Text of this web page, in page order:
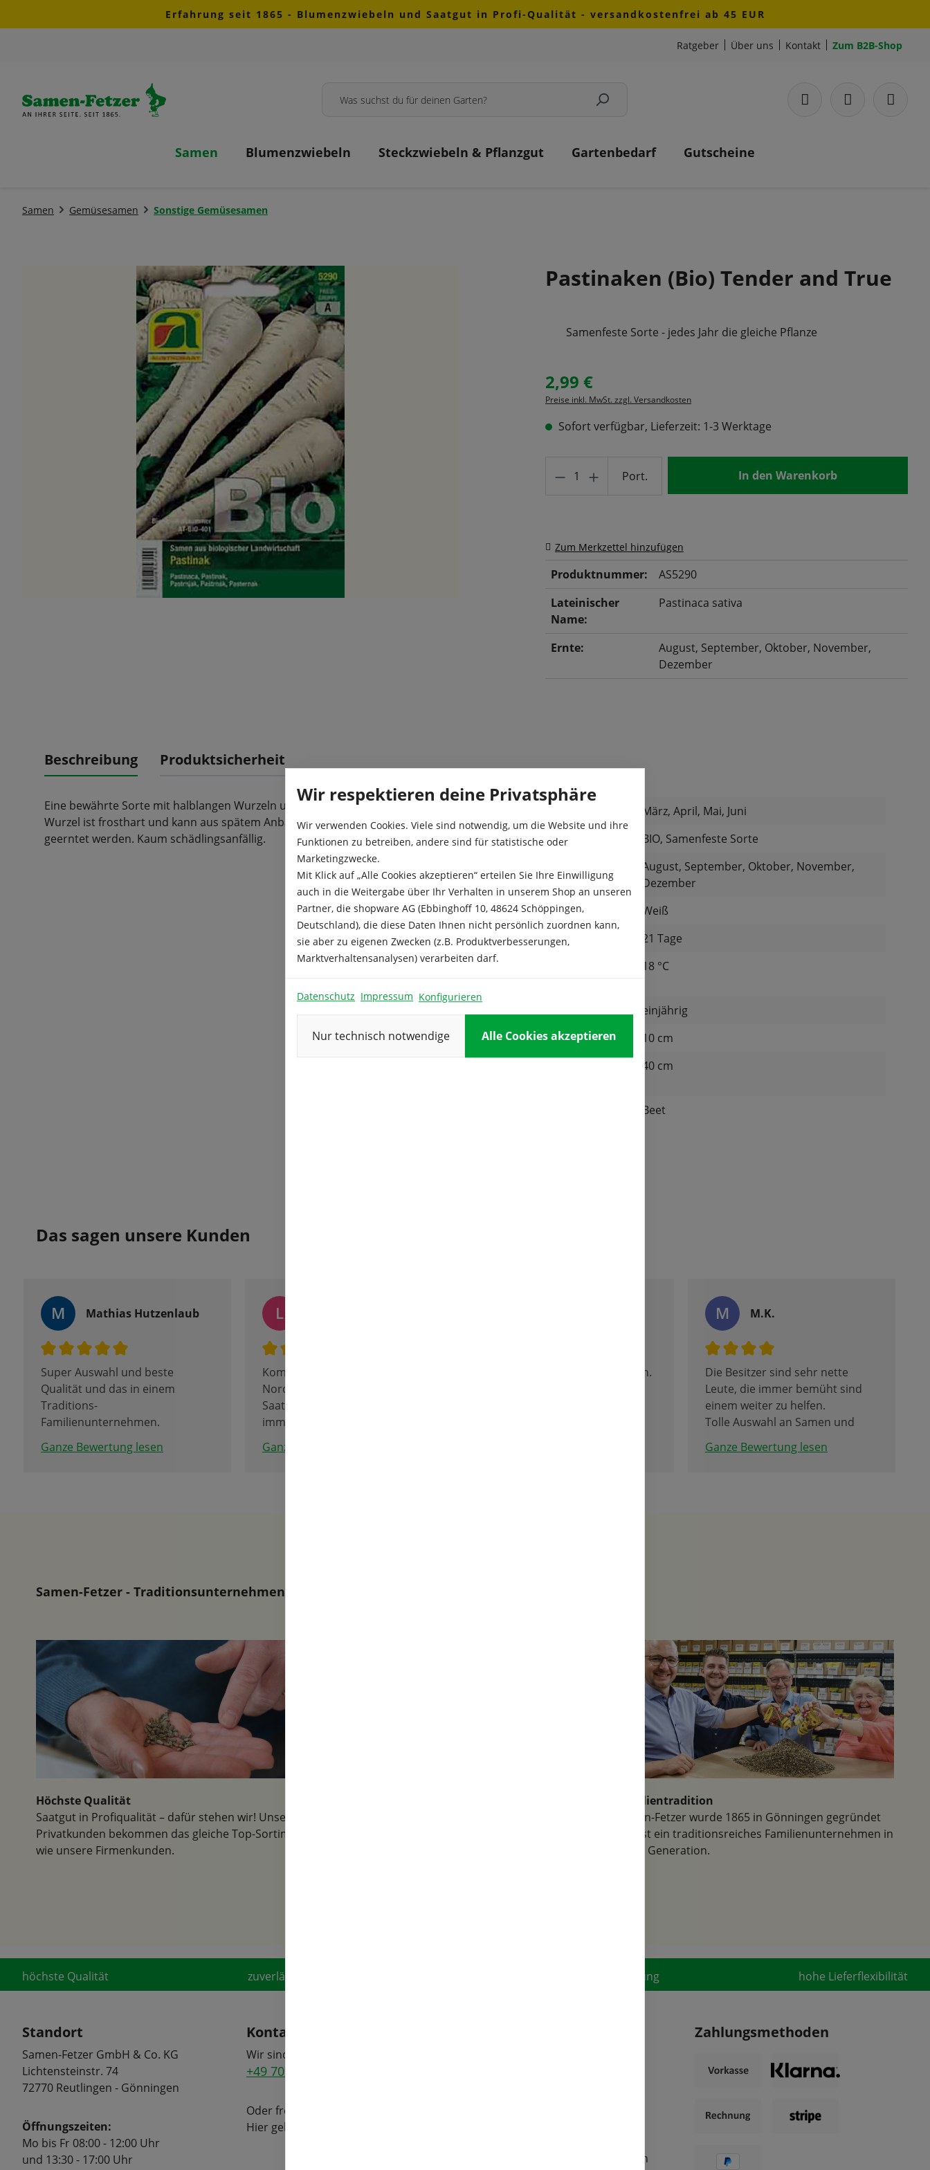
Zur Hauptnavigation springenErfahrung seit 1865 - Blumenzwiebeln und Saatgut in Profi-Qualität - versandkostenfrei ab 45 EUR
Ratgeber Über uns Kontakt Zum B2B-Shop
Samen Blumenzwiebeln Steckzwiebeln & Pflanzgut Gartenbedarf Gutscheine
Samen Gemüsesamen Sonstige Gemüsesamen
Bildergalerie überspringen Pastinaken (Bio) Tender and True
Samenfeste Sorte - jedes Jahr die gleiche Pflanze
Regulärer Preis:
2,99 €
Preise inkl. MwSt. zzgl. Versandkosten
Sofort verfügbar, Lieferzeit: 1-3 Werktage
Produkt Anzahl: Gib den gewünschten Wert ein
Port. In den Warenkorb
Zum Merkzettel hinzufügen
Produktnummer:
AS5290
Lateinischer
Name:
Pastinaca sativa
Ernte: August, September, Oktober, November,
Dezember
Beschreibung Produktsicherheit
Eine bewährte Sorte mit halblangen Wurzeln und feinem Geschmack. Die
Wurzel ist frosthart und kann aus spätem Anbau über Winter vom Beet
geerntet werden. Kaum schädlingsanfällig.
März, April, Mai, Juni
Besonderheit:
BIO, Samenfeste Sorte
August, September, Oktober, November,
Dezember
Farbe:
Weiß
Keimdauer:
21 Tage
18 °C
einjährig
Pflanzabstand:
10 cm
40 cm
Beet
Das sagen unsere Kunden
M Mathias Hutzenlaub
Super Auswahl und beste
Qualität und das in einem
Traditions-
Familienunternehmen.
Da bleiben keine Wünsche offen.
Ganze Bewertung lesen
L
Komme aus dem hohen
Norden...bestelle hier mein
Saatgut, Steckzwiebeln und auch
immer wieder Blumenzwiebeln.
Sortenvielfalt sehr gut, auch der
dadurch wird man immer wieder
Ganze Bewertung lesen
Sehr engagiertes Unternehmen.
M M.K.
Die Besitzer sind sehr nette
Leute, die immer bemüht sind
einem weiter zu helfen.
Tolle Auswahl an Samen und
Ganze Bewertung lesen
Samen-Fetzer - Traditionsunternehmen in der 6. Generation
Höchste Qualität
Saatgut in Profiqualität – dafür stehen wir! Unsere
Privatkunden bekommen das gleiche Top-Sortiment
wie unsere Firmenkunden.
Familientradition
Samen-Fetzer wurde 1865 in Gönningen gegründet
und ist ein traditionsreiches Familienunternehmen in
der 6. Generation.
höchste Qualität zuverlässiger Service langjährige Branchenerfahrung hohe Lieferflexibilität
Standort
Samen-Fetzer GmbH & Co. KG
Lichtensteinstr. 74
72770 Reutlingen - Gönningen
Öffnungszeiten:
Mo bis Fr 08:00 - 12:00 Uhr
und 13:30 - 17:00 Uhr
Kontakt
Wir sind telefonisch erreichbar unter:
+49 7072 600490-0
Oder freuen uns über eine Nachricht!
Hier geht's zum
Zahlungs- & Versandbedingungen
Zahlungsmethoden
Wir respektieren deine Privatsphäre
Wir verwenden Cookies. Viele sind notwendig, um die Website und ihre
Funktionen zu betreiben, andere sind für statistische oder
Marketingzwecke.
Mit Klick auf „Alle Cookies akzeptieren“ erteilen Sie Ihre Einwilligung
auch in die Weitergabe über Ihr Verhalten in unserem Shop an unseren
Partner, die shopware AG (Ebbinghoff 10, 48624 Schöppingen,
Deutschland), die diese Daten Ihnen nicht persönlich zuordnen kann,
sie aber zu eigenen Zwecken (z.B. Produktverbesserungen,
Marktverhaltensanalysen) verarbeiten darf.
Datenschutz Impressum Konfigurieren
Nur technisch notwendige Alle Cookies akzeptieren